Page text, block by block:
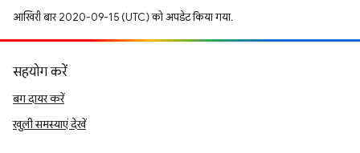
आखिरी बार 2020-09-15 (UTC) को अपडेट किया गया.
सहयोग करें
बग दायर करें
खुली समस्याएं देखें